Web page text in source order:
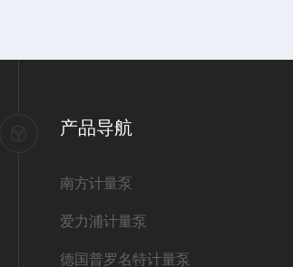
产品导航
南方计量泵
爱力浦计量泵
德国普罗名特计量泵